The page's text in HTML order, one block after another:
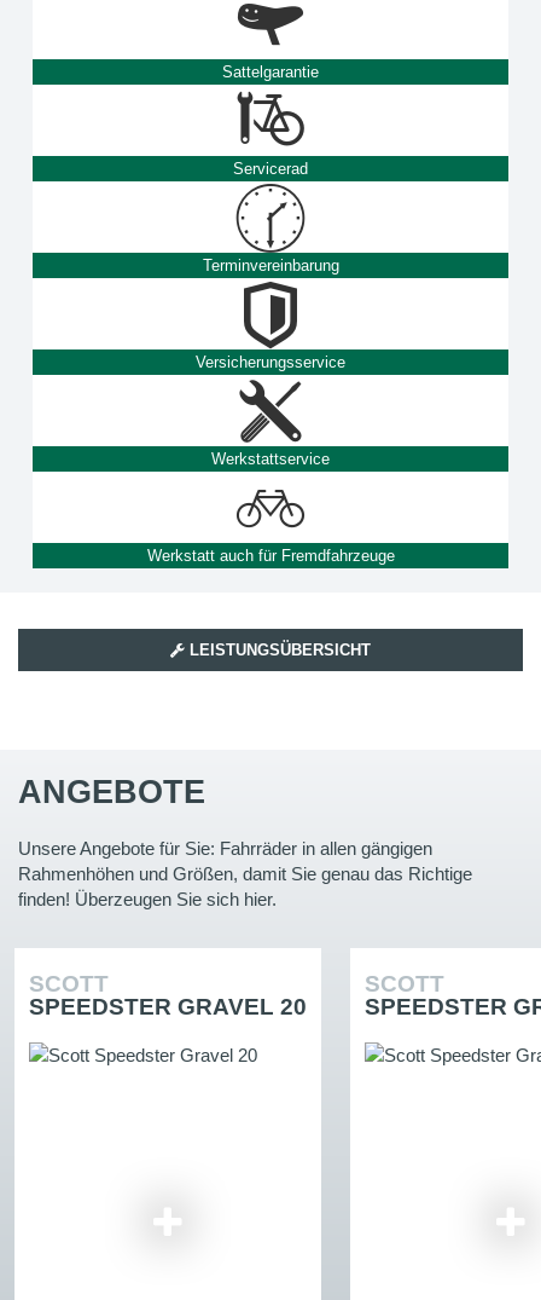
Sattelgarantie
Servicerad
Terminvereinbarung
Versicherungsservice
Werkstattservice
Werkstatt auch für Fremdfahrzeuge
LEISTUNGSÜBERSICHT
ANGEBOTE
Unsere Angebote für Sie: Fahrräder in allen gängigen
Rahmenhöhen und Größen, damit Sie genau das Richtige
finden! Überzeugen Sie sich hier.
SCOTT
SPEEDSTER GRAVEL 20
SCOTT
SPEEDSTER